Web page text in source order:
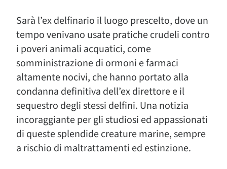
Sarà l’ex delfinario il luogo prescelto, dove un
tempo venivano usate pratiche crudeli contro
i poveri animali acquatici, come
somministrazione di ormoni e farmaci
altamente nocivi, che hanno portato alla
condanna definitiva dell’ex direttore e il
sequestro degli stessi delfini. Una notizia
incoraggiante per gli studiosi ed appassionati
di queste splendide creature marine, sempre
a rischio di maltrattamenti ed estinzione.